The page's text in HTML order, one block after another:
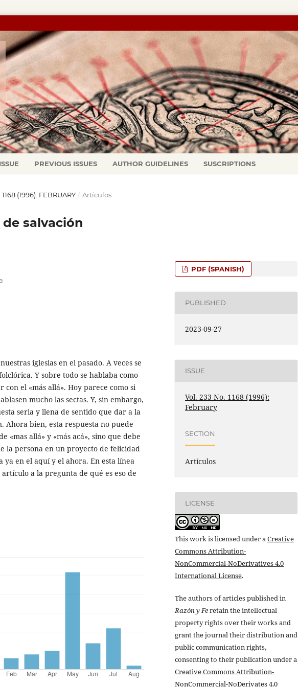
PREVIOUS ISSUES AUTHOR GUIDELINES SUSCRIPTIONS
(1996): FEBRUARY / Artículos
salvación
iglesias en el pasado. A veces se
Y sobre todo se hablaba como
el «más allá». Hoy parece como si
mucho las sectas. Y, sin embargo,
seria y llena de sentido que dar a la
Ahora bien, esta respuesta no puede
«mas allá» y «más acá», sino que debe
la persona en un proyecto de felicidad
ya en el aquí y el ahora. En esta línea
a la pregunta de qué es eso de
PDF (SPANISH)
PUBLISHED
2023-09-27
ISSUE
Vol. 233 No. 1168 (1996):
February
SECTION
Artículos
LICENSE
This work is licensed under aCreative
Commons Attribution-
NonCommercial-NoDerivatives 4.0
International License.
The authors of articles published in
Razón y Feretain the intellectual
property rights over their works and
grant the journal their distribution and
public communication rights,
consenting to their publication under a
Creative Commons Attribution-
NonCommercial-NoDerivates 4.0